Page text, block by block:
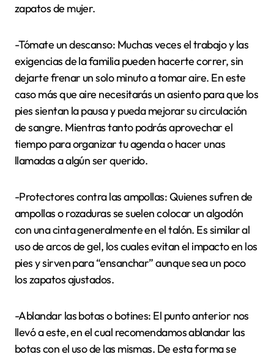
zapatos de mujer.
-Tómate un descanso: Muchas veces el trabajo y las
exigencias de la familia pueden hacerte correr, sin
dejarte frenar un solo minuto a tomar aire. En este
caso más que aire necesitarás un asiento para que los
pies sientan la pausa y pueda mejorar su circulación
de sangre. Mientras tanto podrás aprovechar el
tiempo para organizar tu agenda o hacer unas
llamadas a algún ser querido.
-Protectores contra las ampollas: Quienes sufren de
ampollas o rozaduras se suelen colocar un algodón
con una cinta generalmente en el talón. Es similar al
uso de arcos de gel, los cuales evitan el impacto en los
pies y sirven para “ensanchar” aunque sea un poco
los zapatos ajustados.
-Ablandar las botas o botines: El punto anterior nos
llevó a este, en el cual recomendamos ablandar las
botas con el uso de las mismas. De esta forma se